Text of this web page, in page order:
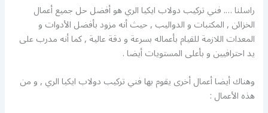
راسلنا …. فني تركيب دولاب ايكيا الري هو أفضل حل جميع أعمال
الخزائن , المكتبات و الدواليب , حيث أنه مزود بأفضل الأدوات و
المعدات اللازمة للقيام بأعماله بسرعة و دقة عالية , كما أنه مدرب على
يد احترافيين و بأعلى المستويات أيضا .
وهناك أيضا أعمال أخرى يقوم بها فني تركيب دولاب ايكيا الري , و من
هذه الأعمال :